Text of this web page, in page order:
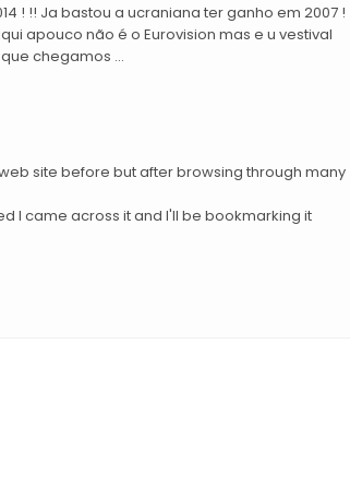
! !! Ja bastou a ucraniana ter ganho em 2007 !
apouco não é o Eurovision mas e u vestival
chegamos ...
site before but after browsing through many
I came across it and I'll be bookmarking it